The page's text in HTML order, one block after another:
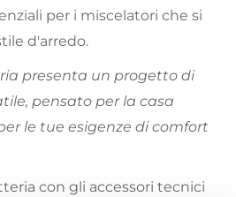
per i miscelatori che si
d'arredo.
presenta un progetto di
pensato per la casa
le tue esigenze di comfort
con gli accessori tecnici